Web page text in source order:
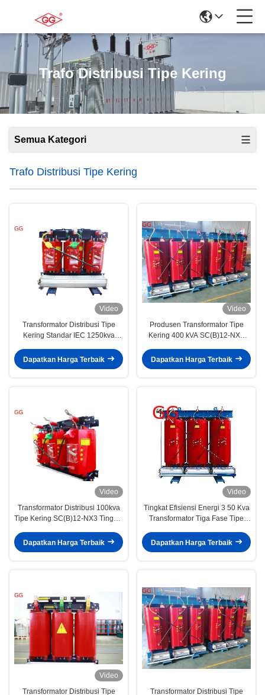
Trafo Distribusi Tipe Kering
Semua Kategori
Trafo Distribusi Tipe Kering
Video
Transformator Distribusi Tipe
Kering Standar IEC 1250kva
Energi 2
Dapatkan Harga Terbaik
Video
Produsen Transformator Tipe
Kering 400 kVA SC(B)12-NX3
Dapatkan Harga Terbaik
Video
Transformator Distribusi 100kva
Tipe Kering SC(B)12-NX3 Tingkat
Dapatkan Harga Terbaik
Video
Tingkat Efisiensi Energi 3 50 Kva
Transformator Tiga Fase Tipe
Dapatkan Harga Terbaik
Video
Transformator Distribusi Tipe
Transformator Distribusi Tipe